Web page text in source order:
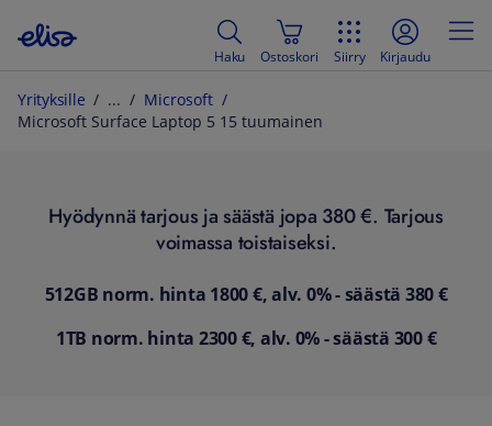
Haku Ostoskori Siirry Kirjaudu
Yrityksille
Microsoft
Microsoft Surface Laptop 5 15 tuumainen
Hyödynnä tarjous ja säästä jopa 380 €. Tarjous
voimassa toistaiseksi.
512GB norm. hinta 1800 €, alv. 0% - säästä 380 €
1TB norm. hinta 2300 €, alv. 0% - säästä 300 €